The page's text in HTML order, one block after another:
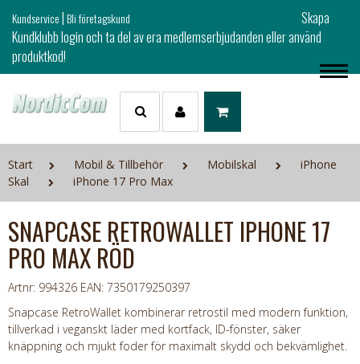
Kundservice|Bli företagskund
Skapa
Kundklubb login och ta del av era medlemserbjudanden eller använd
produktkod!
Start Mobil & Tillbehör Mobilskal
iPhone
Skal
iPhone 17 Pro Max
SNAPCASE RETROWALLET IPHONE 17
PRO MAX RÖD
Artnr: 994326 EAN: 7350179250397
Snapcase RetroWallet kombinerar retrostil med modern funktion,
tillverkad i veganskt läder med kortfack, ID-fönster, säker
knäppning och mjukt foder för maximalt skydd och bekvämlighet.